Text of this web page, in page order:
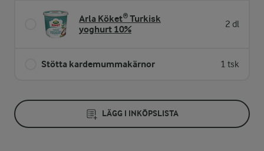
Arla Köket® Turkisk
yoghurt 10%
2 dl
Stötta kardemummakärnor 1 tsk
LÄGG I INKÖPSLISTA